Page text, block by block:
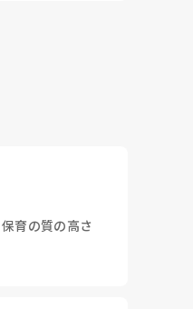
保育の質の高さ